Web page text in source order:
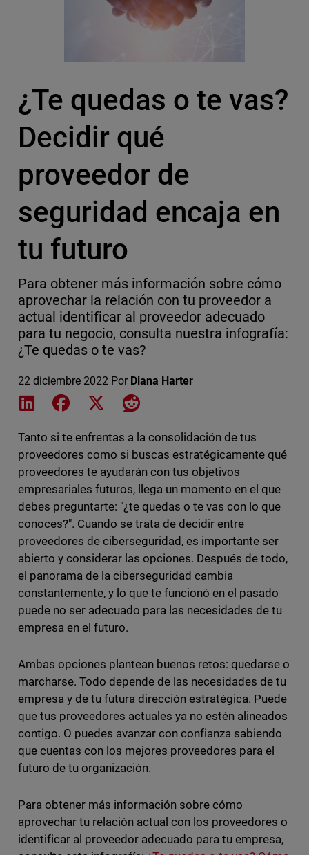
¿Te quedas o te vas?
Decidir qué
proveedor de
seguridad encaja en
tu futuro
Para obtener más información sobre cómo
aprovechar la relación con tu proveedor a
actual identificar al proveedor adecuado
para tu negocio, consulta nuestra infografía:
¿Te quedas o te vas?
22 diciembre 2022 Por Diana Harter
Share on LinkedIn
Share on Facebook
Share on XShare on Reddit
Tanto si te enfrentas a la consolidación de tus
proveedores como si buscas estratégicamente qué
proveedores te ayudarán con tus objetivos
empresariales futuros, llega un momento en el que
debes preguntarte: "¿te quedas o te vas con lo que
conoces?". Cuando se trata de decidir entre
proveedores de ciberseguridad, es importante ser
abierto y considerar las opciones. Después de todo,
el panorama de la ciberseguridad cambia
constantemente, y lo que te funcionó en el pasado
puede no ser adecuado para las necesidades de tu
empresa en el futuro.
Ambas opciones plantean buenos retos: quedarse o
marcharse. Todo depende de las necesidades de tu
empresa y de tu futura dirección estratégica. Puede
que tus proveedores actuales ya no estén alineados
contigo. O puedes avanzar con confianza sabiendo
que cuentas con los mejores proveedores para el
futuro de tu organización.
Para obtener más información sobre cómo
aprovechar tu relación actual con los proveedores o
identificar al proveedor adecuado para tu empresa,